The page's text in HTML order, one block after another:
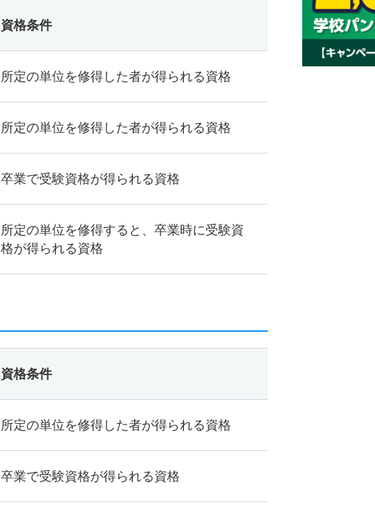
資格条件
所定の単位を修得した者が得られる資格
所定の単位を修得した者が得られる資格
卒業で受験資格が得られる資格
所定の単位を修得すると、卒業時に受験資
格が得られる資格
資格条件
所定の単位を修得した者が得られる資格
卒業で受験資格が得られる資格